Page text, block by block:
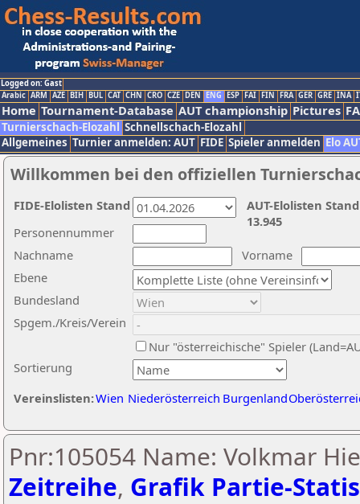
Logged on: Gast
Arabic ARM AZE BIH BUL CAT CHN CRO CZE DEN ENG ESP FAI FIN FRA GER GRE INA
Home Tournament-Database AUT championship Pictures
Turnierschach-Elozahl Schnellschach-Elozahl
Allgemeines Turnier anmelden: AUT FIDE Spieler anmelden Elo
Willkommen bei den offiziellen
Nachname
Vorname
Ebene
Sortierung
Personennummer
Bundesland
Spgem./Kreis/Verein
Nur "österreichische" Spieler
Vereinslisten:Wien Niederösterreich Burgenland
AUT-Elolisten
13.945
FIDE-Elolisten Stand
Pnr:105054 Name: Volkmar
Zeitreihe, Grafik Partie-